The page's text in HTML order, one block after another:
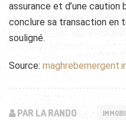
assurance et d’une
conclure sa transaction en
souligné.
Source:
PAR LA RANDO